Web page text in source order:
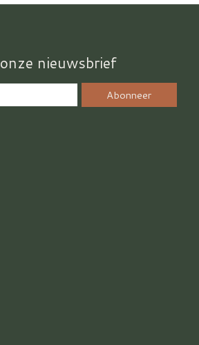
nieuwsbrief
Abonneer